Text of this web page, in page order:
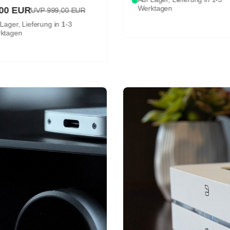
EURUVP 999,00 EUR
Lieferung in 1-3
Werktagen